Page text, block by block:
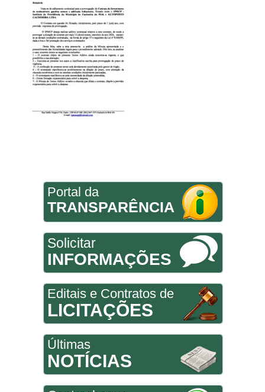
Portal da
TRANSPARÊNCIA
Solicitar
INFORMAÇÕES
Editais e Contratos de
LICITAÇÕES
Últimas
NOTÍCIAS